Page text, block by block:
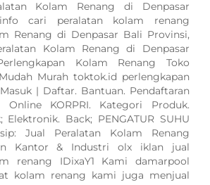
Kolam Renang di Denpasar
cari peralatan kolam renang
Renang di Denpasar Bali Provinsi,
Kolam Renang di Denpasar
Kolam Renang Toko
Murah toktok.id perlengkapan
| Daftar. Bantuan. Pendaftaran
Online KORPRI. Kategori Produk.
Elektronik. Back; PENGATUR SUHU
Jual Peralatan Kolam Renang
Kantor & Industri olx iklan jual
renang IDixaY1 Kami damarpool
kolam renang kami juga menjual